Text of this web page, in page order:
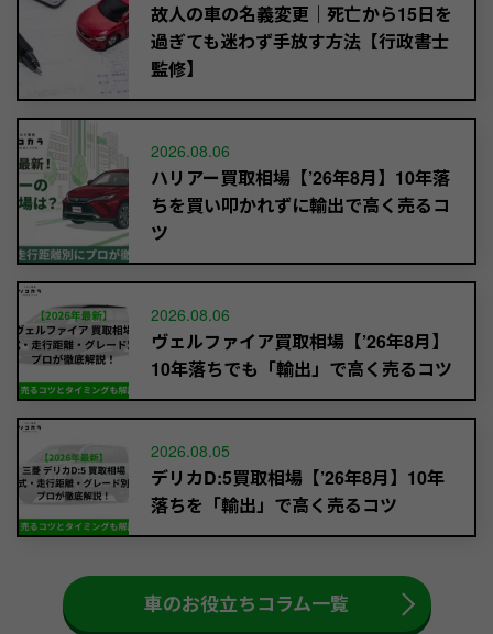
故人の車の名義変更｜死亡から15日を
過ぎても迷わず手放す方法【行政書士
監修】
2026.08.06
ハリアー買取相場【’26年8月】10年落
ちを買い叩かれずに輸出で高く売るコ
ツ
2026.08.06
ヴェルファイア買取相場【’26年8月】
10年落ちでも「輸出」で高く売るコツ
2026.08.05
デリカD:5買取相場【’26年8月】10年
落ちを「輸出」で高く売るコツ
車のお役立ちコラム一覧